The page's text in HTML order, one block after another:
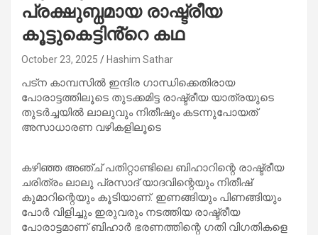
പ്രക്ഷുബ്ധമായ രാഷ്ട്രീയ
കൂട്ടുകെട്ടിൻ്റെ കഥ
October 23, 2025 Hashim Sathar
പട്ന കാമ്പസിൽ ഇന്ദിര ഗാന്ധിക്കെതിരായ
പോരാട്ടത്തിലൂടെ തുടക്കമിട്ട രാഷ്ട്രീയ യാത്രയുടെ
തുടർച്ചയിൽ ലാലുവും നിതീഷും കടന്നുപോയത്
അസാധാരണ വഴികളിലൂടെ
കഴിഞ്ഞ അഞ്ച് പതിറ്റാണ്ടിലെ ബിഹാറിന്റെ രാഷ്ട്രീയ
ചരിത്രം ലാലു പ്രസാദ് യാദവിന്റെയും നിതീഷ്
കുമാറിന്റെയും കൂടിയാണ്. ഇണങ്ങിയും പിണങ്ങിയും
പോ‍ർ വിളിച്ചും ഇരുവരും നടത്തിയ രാഷ്ട്രീയ
പോരാട്ടമാണ് ബിഹാർ ഭരണ‌ത്തിന്റെ ഗതി വിഗതികളെ